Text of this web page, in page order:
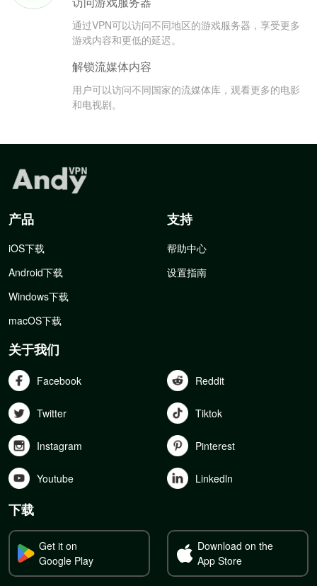
通过VPN可以访问不同地区的游戏服务器，享受更多
游戏内容和更低的延迟。
解锁流媒体内容
用户可以访问不同国家的流媒体库，观看更多的电影
和电视剧。
产品
iOS下载
Android下载
Windows下载
macOS下载
支持
帮助中心
设置指南
关于我们
Facebook Reddit
Twitter Tiktok
Instagram Pinterest
Youtube Linkedln
下载
Get it on
Google Play
Download on the
App Store